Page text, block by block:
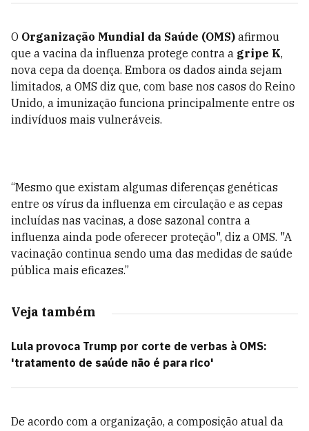
O Organização Mundial da Saúde (OMS) afirmou
que a vacina da influenza protege contra a gripe K,
nova cepa da doença. Embora os dados ainda sejam
limitados, a OMS diz que, com base nos casos do Reino
Unido, a imunização funciona principalmente entre os
indivíduos mais vulneráveis.
“Mesmo que existam algumas diferenças genéticas
entre os vírus da influenza em circulação e as cepas
incluídas nas vacinas, a dose sazonal contra a
influenza ainda pode oferecer proteção", diz a OMS. "A
vacinação continua sendo uma das medidas de saúde
pública mais eficazes.”
Veja também
Lula provoca Trump por corte de verbas à OMS:
'tratamento de saúde não é para rico'
De acordo com a organização, a composição atual da